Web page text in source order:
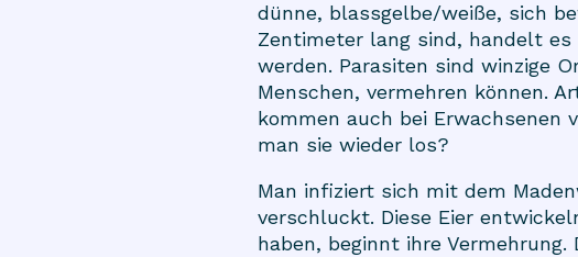
dünne, blassgelbe/weiße, sich
Zentimeter lang sind, handelt
werden. Parasiten sind winzige
Menschen, vermehren können.
kommen auch bei Erwachsenen
man sie wieder los?
Man infiziert sich mit dem
verschluckt. Diese Eier
haben, beginnt ihre